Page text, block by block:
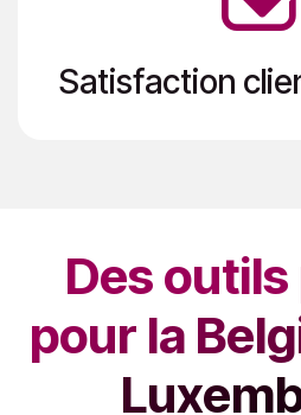
Satisfaction
Des
pour la